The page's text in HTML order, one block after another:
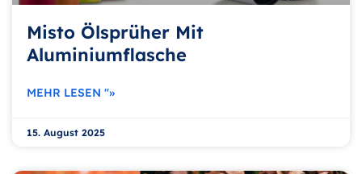
Misto Ölsprüher Mit
Aluminiumflasche
MEHR LESEN "»
15. August 2025